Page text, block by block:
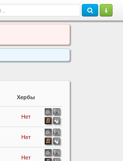
Хербы
Нет
Нет
Нет